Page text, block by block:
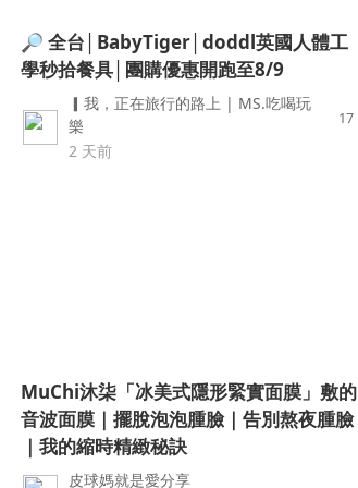
🔎 全台│BabyTiger│doddl英國人體工
學秒拾餐具│團購優惠開跑至8/9
▎我，正在旅行的路上 | MS.吃喝玩
樂
2 天前
17
MuChi沐柒「冰美式隱形緊實面膜」敷的
音波面膜｜擺脫泡泡腫臉｜告別熬夜腫臉
｜我的縮時精緻秘訣
皮球媽就是愛分享